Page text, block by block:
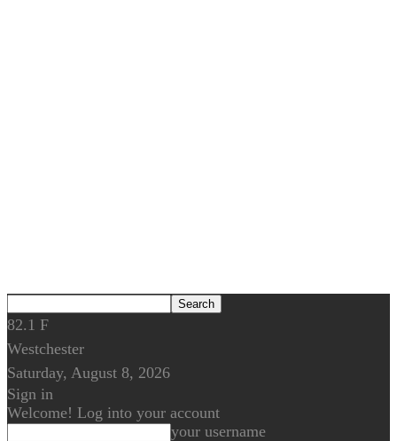
82.1 F
Westchester
Saturday, August 8, 2026
Sign in
Welcome! Log into your account
your username